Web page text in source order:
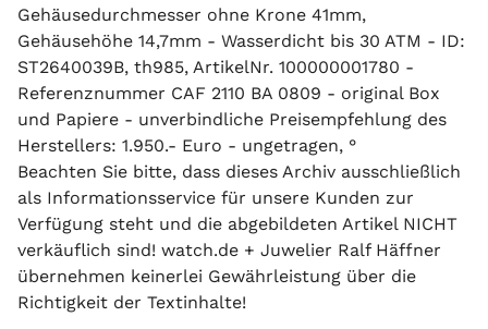
Gehäusedurchmesser ohne Krone 41mm,
Gehäusehöhe 14,7mm - Wasserdicht bis 30 ATM - ID:
ST2640039B, th985, ArtikelNr. 100000001780 -
Referenznummer CAF 2110 BA 0809 - original Box
und Papiere - unverbindliche Preisempfehlung des
Herstellers: 1.950.- Euro - ungetragen, °
Beachten Sie bitte, dass dieses Archiv ausschließlich
als Informationsservice für unsere Kunden zur
Verfügung steht und die abgebildeten Artikel NICHT
verkäuflich sind! watch.de + Juwelier Ralf Häffner
übernehmen keinerlei Gewährleistung über die
Richtigkeit der Textinhalte!